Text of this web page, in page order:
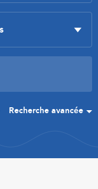
Recherche avancée